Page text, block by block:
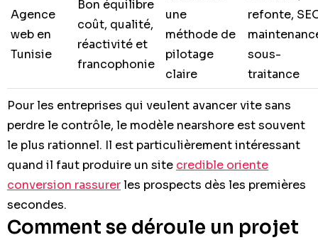
Agence
web en
Tunisie
Bon équilibre
coût, qualité,
réactivité et
francophonie
une
méthode de
pilotage
claire
refonte,
sous-
traitance
Pour les entreprises qui veulent avancer vite sans
perdre le contrôle, le modèle nearshore est souvent
le plus rationnel. Il est particulièrement intéressant
quand il faut produire un site credible oriente
conversion rassurerles prospects dès les premières
secondes.
Comment se déroule un projet